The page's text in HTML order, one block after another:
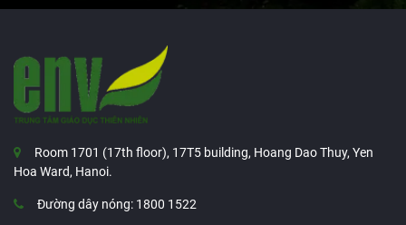
Room 1701 (17th floor), 17T5 building, Hoang Dao Thuy, Yen
Hoa Ward, Hanoi.
Đường dây nóng: 1800 1522